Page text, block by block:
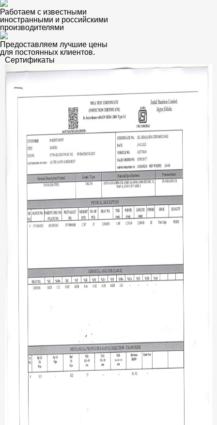
Работаем с известными
иностранными и российскими
производителями
Предоставляем лучшие цены
для постоянных клиентов.
Сертификаты